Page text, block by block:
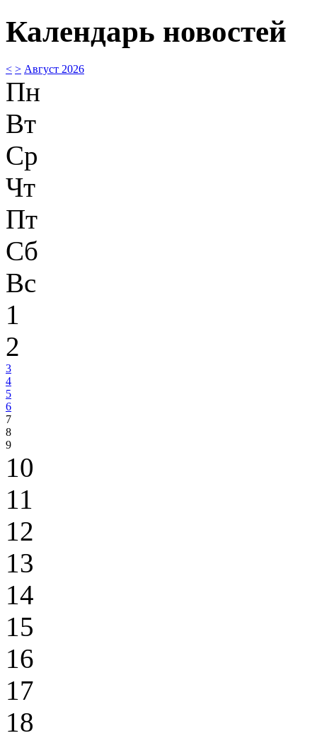
Календарь новостей
< > Август 2026
Пн
Вт
Ср
Чт
Пт
Сб
Вс
1
2
3
4
5
6
7
8
9
10
11
12
13
14
15
16
17
18